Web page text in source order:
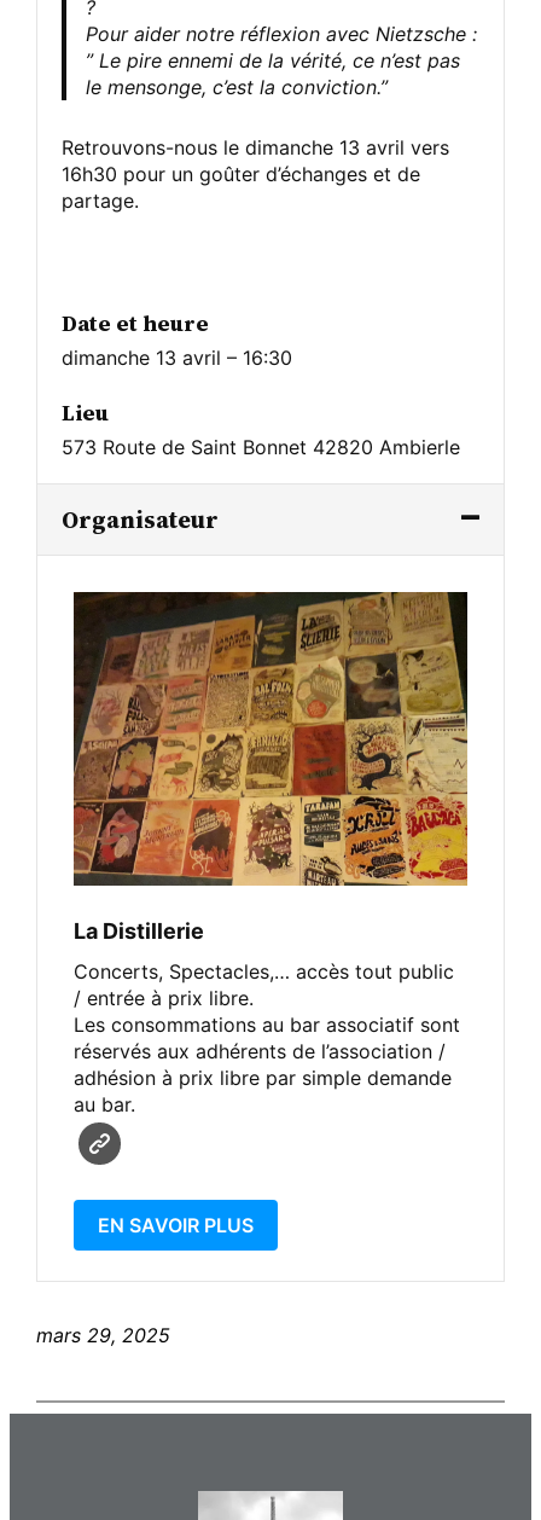
?
Pour aider notre réflexion avec Nietzsche :
” Le pire ennemi de la vérité, ce n’est pas
le mensonge, c’est la conviction.”
Retrouvons-nous le dimanche 13 avril vers
16h30 pour un goûter d’échanges et de
partage.
Date et heure
dimanche 13 avril – 16:30
Lieu
573 Route de Saint Bonnet 42820 Ambierle
Organisateur
La Distillerie
Concerts, Spectacles,… accès tout public
/ entrée à prix libre.
Les consommations au bar associatif sont
réservés aux adhérents de l’association /
adhésion à prix libre par simple demande
au bar.
EN SAVOIR PLUS
mars 29, 2025